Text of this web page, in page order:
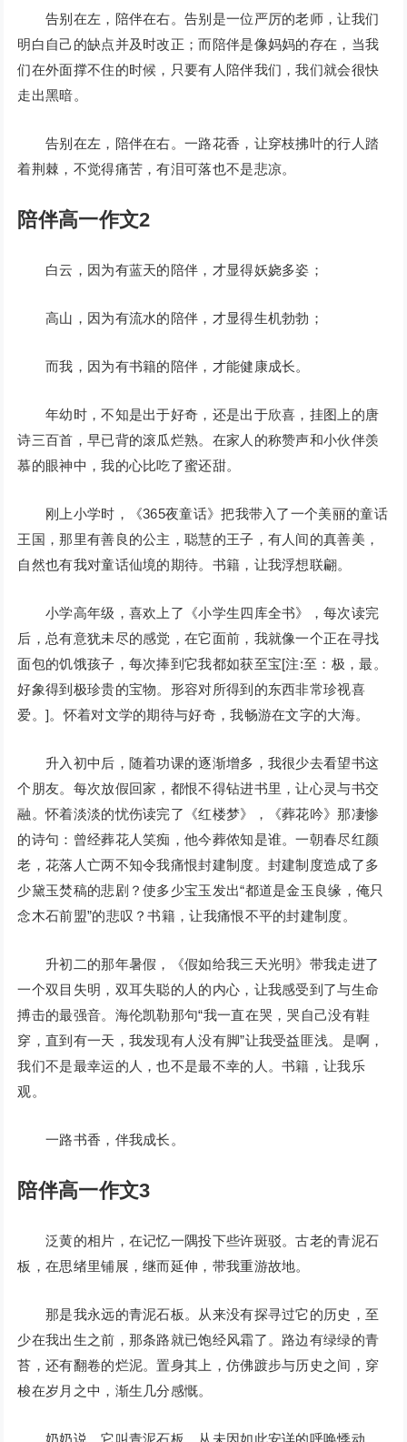
告别在左，陪伴在右。告别是一位严厉的老师，让我们
明白自己的缺点并及时改正；而陪伴是像妈妈的存在，当我
们在外面撑不住的时候，只要有人陪伴我们，我们就会很快
走出黑暗。
告别在左，陪伴在右。一路花香，让穿枝拂叶的行人踏
着荆棘，不觉得痛苦，有泪可落也不是悲凉。
陪伴高一作文2
白云，因为有蓝天的陪伴，才显得妖娆多姿；
高山，因为有流水的陪伴，才显得生机勃勃；
而我，因为有书籍的陪伴，才能健康成长。
年幼时，不知是出于好奇，还是出于欣喜，挂图上的唐
诗三百首，早已背的滚瓜烂熟。在家人的称赞声和小伙伴羡
慕的眼神中，我的心比吃了蜜还甜。
刚上小学时，《365夜童话》把我带入了一个美丽的童话
王国，那里有善良的公主，聪慧的王子，有人间的真善美，
自然也有我对童话仙境的期待。书籍，让我浮想联翩。
小学高年级，喜欢上了《小学生四库全书》，每次读完
后，总有意犹未尽的感觉，在它面前，我就像一个正在寻找
面包的饥饿孩子，每次捧到它我都如获至宝[注:至：极，最。
好象得到极珍贵的宝物。形容对所得到的东西非常珍视喜
爱。]。怀着对文学的期待与好奇，我畅游在文字的大海。
升入初中后，随着功课的逐渐增多，我很少去看望书这
个朋友。每次放假回家，都恨不得钻进书里，让心灵与书交
融。怀着淡淡的忧伤读完了《红楼梦》，《葬花吟》那凄惨
的诗句：曾经葬花人笑痴，他今葬侬知是谁。一朝春尽红颜
老，花落人亡两不知令我痛恨封建制度。封建制度造成了多
少黛玉焚稿的悲剧？使多少宝玉发出“都道是金玉良缘，俺只
念木石前盟”的悲叹？书籍，让我痛恨不平的封建制度。
升初二的那年暑假，《假如给我三天光明》带我走进了
一个双目失明，双耳失聪的人的内心，让我感受到了与生命
搏击的最强音。海伦凯勒那句“我一直在哭，哭自己没有鞋
穿，直到有一天，我发现有人没有脚”让我受益匪浅。是啊，
我们不是最幸运的人，也不是最不幸的人。书籍，让我乐
观。
一路书香，伴我成长。
陪伴高一作文3
泛黄的相片，在记忆一隅投下些许斑驳。古老的青泥石
板，在思绪里铺展，继而延伸，带我重游故地。
那是我永远的青泥石板。从来没有探寻过它的历史，至
少在我出生之前，那条路就已饱经风霜了。路边有绿绿的青
苔，还有翻卷的烂泥。置身其上，仿佛踱步与历史之间，穿
梭在岁月之中，渐生几分感慨。